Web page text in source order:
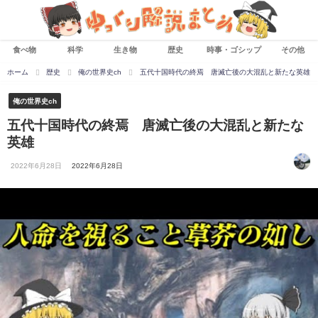
食べ物 科学 生き物 歴史 時事・ゴシップ その他
ホーム 歴史 俺の世界史ch 五代十国時代の終焉 唐滅亡後の大混乱と新たな英雄
俺の世界史ch
五代十国時代の終焉 唐滅亡後の大混乱と新たな
英雄
2022年6月28日 2022年6月28日